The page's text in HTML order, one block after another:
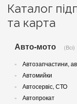
Каталог
та карта
Авто-мото (Всі)
Автозапчастини,
Автомийки
Автосервіс, СТО
Автопрокат